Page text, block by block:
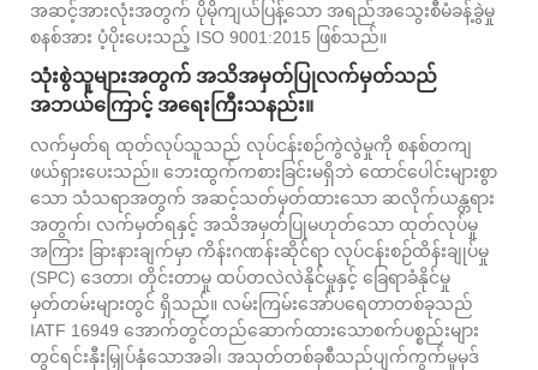
အဆင့်အားလုံးအတွက် ပိုမိုကျယ်ပြန့်သော အရည်အသွေးစီမံခန့်ခွဲမှု
စနစ်အား ပံ့ပိုးပေးသည့် ISO 9001:2015 ဖြစ်သည်။
သုံးစွဲသူများအတွက် အသိအမှတ်ပြုလက်မှတ်သည်
အဘယ်ကြောင့် အရေးကြီးသနည်း။
လက်မှတ်ရ ထုတ်လုပ်သူသည် လုပ်ငန်းစဉ်ကွဲလွဲမှုကို စနစ်တကျ
ဖယ်ရှားပေးသည်။ ဘေးထွက်ကစားခြင်းမရှိဘဲ ထောင်ပေါင်းများစွာ
သော သံသရာအတွက် အဆင့်သတ်မှတ်ထားသော ဆလိုက်ယန္တရား
အတွက်၊ လက်မှတ်ရနှင့် အသိအမှတ်ပြုမဟုတ်သော ထုတ်လုပ်မှု
အကြား ခြားနားချက်မှာ ကိန်းဂဏန်းဆိုင်ရာ လုပ်ငန်းစဉ်ထိန်းချုပ်မှု
(SPC) ဒေတာ၊ တိုင်းတာမှု ထပ်တလဲလဲနိုင်မှုနှင့် ခြေရာခံနိုင်မှု
မှတ်တမ်းများတွင် ရှိသည်။ လမ်းကြမ်းအော်ပရေတာတစ်ခုသည်
IATF 16949 အောက်တွင်တည်ဆောက်ထားသောစက်ပစ္စည်းများ
တွင်ရင်းနှီးမြှုပ်နှံသောအခါ၊ အသုတ်တစ်ခုစီသည်ပျက်ကွက်မှုမုဒ်